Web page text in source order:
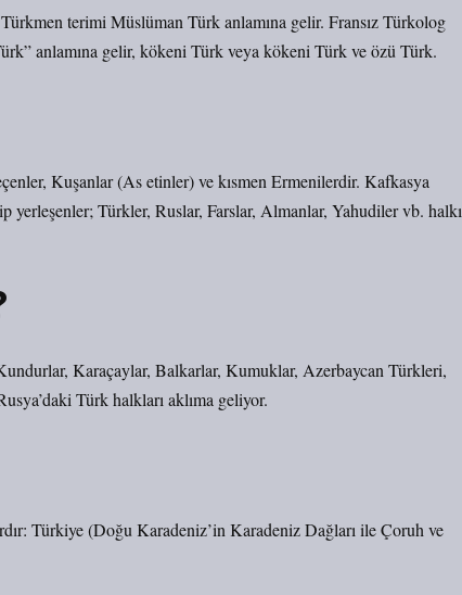
terimi Müslüman Türk anlamına gelir. Fransız Türkolog
anlamına gelir, kökeni Türk veya kökeni Türk ve özü Türk.
Kuşanlar (As etinler) ve kısmen Ermenilerdir. Kafkasya
yerleşenler; Türkler, Ruslar, Farslar, Almanlar, Yahudiler vb. halkı
Karaçaylar, Balkarlar, Kumuklar, Azerbaycan Türkleri,
Türk halkları aklıma geliyor.
Türkiye (Doğu Karadeniz’in Karadeniz Dağları ile Çoruh ve